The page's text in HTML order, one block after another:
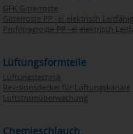
GFK Gitterroste
Gitterroste PP -el elektrisch Leitfähig
Profiltragroste PP -el elektrisch
Lüftungsformteile
Lüftungstechnik
Revisionsdeckel für Lüftungskanäle
Luftstromüberwachung
Chemieschlauch